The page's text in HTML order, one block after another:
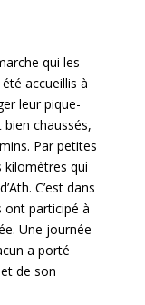
qui les
accueillis à
leur pique-
chaussés,
Par petites
kilomètres qui
C’est dans
ont participé à
Une journée
a porté
de son